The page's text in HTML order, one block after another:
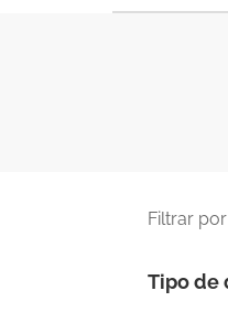
Filtrar por
Tipo de